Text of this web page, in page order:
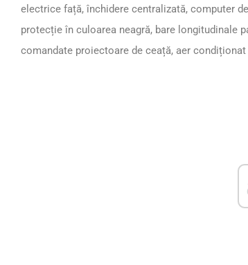
electrice față, închidere centralizată, computer
protecție în culoarea neagră, bare longitudinale
comandate proiectoare de ceață, aer condiționat